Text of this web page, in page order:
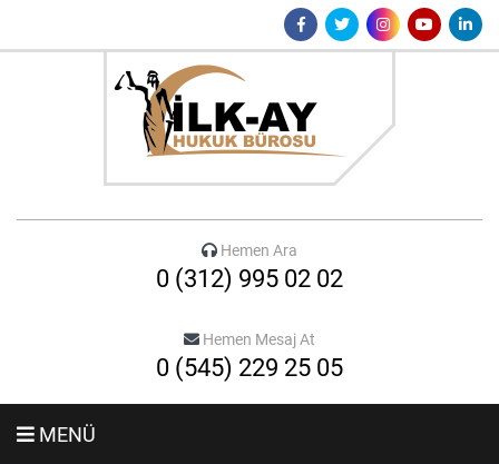
Hemen Ara
0 (312) 995 02 02
Hemen Mesaj At
0 (545) 229 25 05
MENÜ